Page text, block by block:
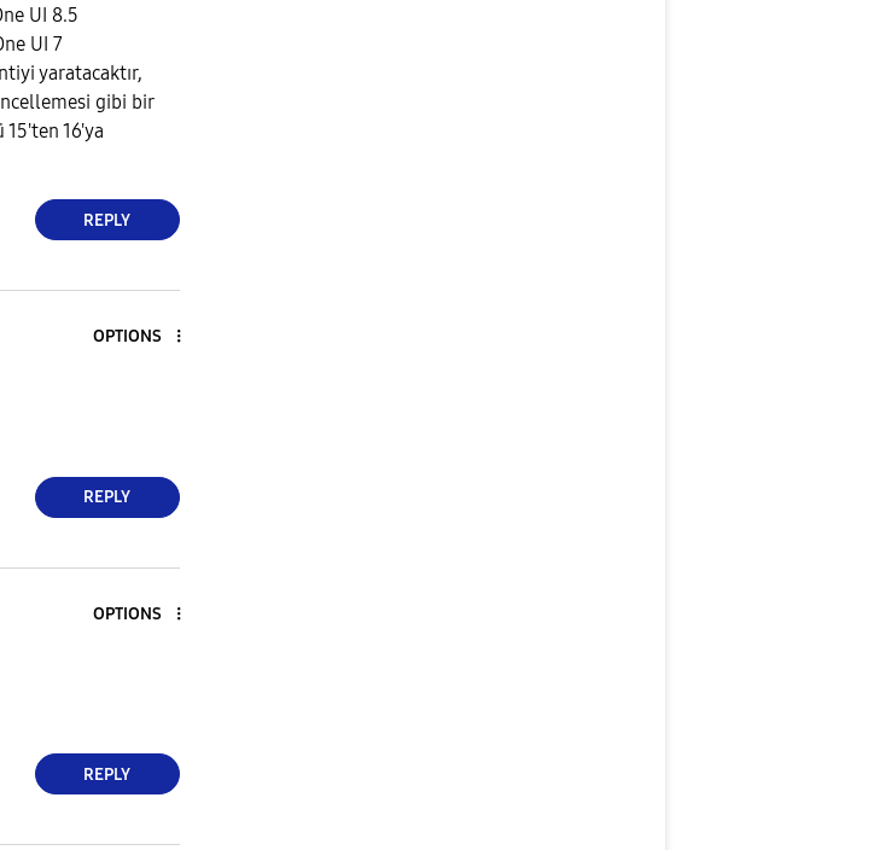
UI 8.5
UI 7
yaratacaktır,
gibi bir
16'ya
REPLY
OPTIONS
REPLY
OPTIONS
REPLY